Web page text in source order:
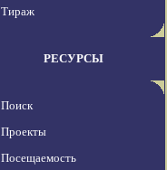
Тираж
РЕСУРСЫ
Поиск
Проекты
Посещаемость